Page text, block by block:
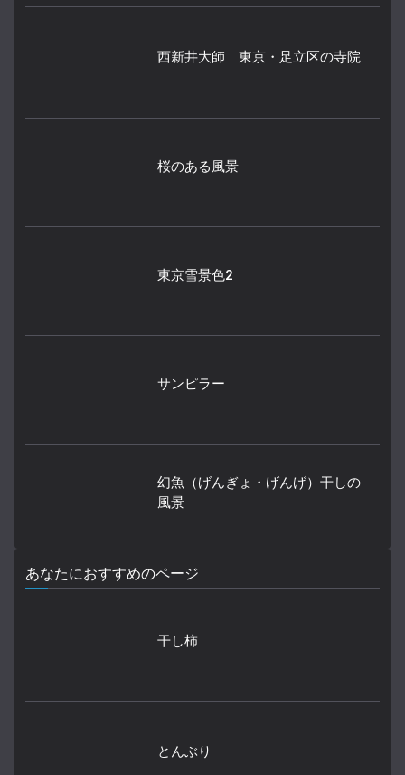
西新井大師 東京・足立区の寺院
桜のある風景
東京雪景色2
サンピラー
幻魚（げんぎょ・げんげ）干しの
風景
あなたにおすすめのページ
干し柿
とんぶり